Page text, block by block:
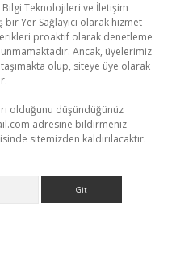
Bilgi Teknolojileri ve İletişim
bir Yer Sağlayıcı olarak hizmet
proaktif olarak denetleme
Ancak, üyelerimiz
olup, siteye üye olarak
olduğunu düşündüğünüz
adresine bildirmeniz
sitemizden kaldırılacaktır.